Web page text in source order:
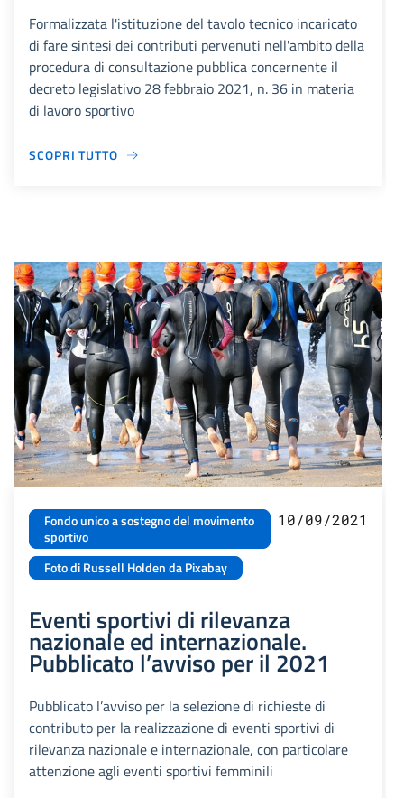
Formalizzata l'istituzione del tavolo tecnico incaricato
di fare sintesi dei contributi pervenuti nell'ambito della
procedura di consultazione pubblica concernente il
decreto legislativo 28 febbraio 2021, n. 36 in materia
di lavoro sportivo
SCOPRI TUTTO
Fondo unico a sostegno del movimento
sportivo
Foto di Russell Holden da Pixabay
10/09/2021
Eventi sportivi di rilevanza
nazionale ed internazionale.
Pubblicato l’avviso per il 2021
Pubblicato l’avviso per la selezione di richieste di
contributo per la realizzazione di eventi sportivi di
rilevanza nazionale e internazionale, con particolare
attenzione agli eventi sportivi femminili